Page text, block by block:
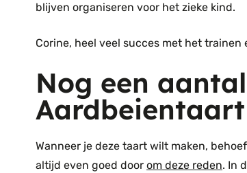
blijven organiseren voor het zieke kind.
Corine, heel veel succes met het trainen
Nog een
Wanneer je deze taart wilt maken,
altijd even goed door om deze reden. In